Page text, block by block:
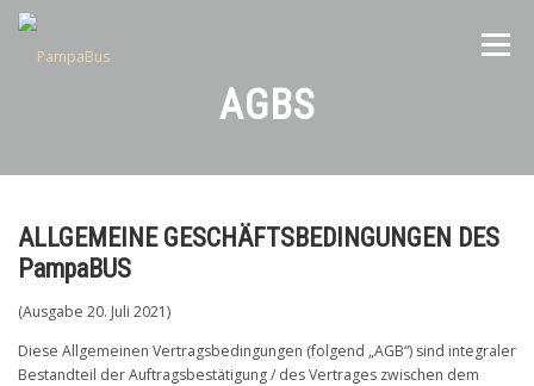
Zum
Inhalt
springen
Menü
ÜBER UNS PARTNER KONTAKT
AGBS
ALLGEMEINE GESCHÄFTSBEDINGUNGEN DES
PampaBUS
(Ausgabe 20. Juli 2021)
Diese Allgemeinen Vertragsbedingungen (folgend „AGB“) sind integraler
Bestandteil der Auftragsbestätigung / des Vertrages zwischen dem